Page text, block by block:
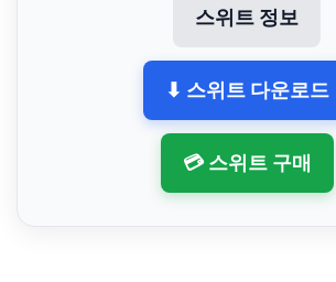
스위트 정보
⬇ 스위트 다운로드
💳 스위트 구매